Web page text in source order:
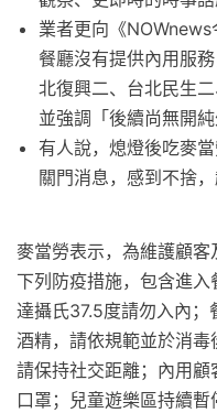
業者更向《
餐廳沒有提供內用服
北復興二、台北民生
並強調「後續尚無開純
有人說，熄燈後吃麥
關門消息，感到不捨，
麥當勞表示，為維護顧
下列防疫措施，包含進入
達攝氏37.5度請勿入內
酒精，請依規範並於消毒
請保持社交距離；內用
口罩；兒童遊樂區持續